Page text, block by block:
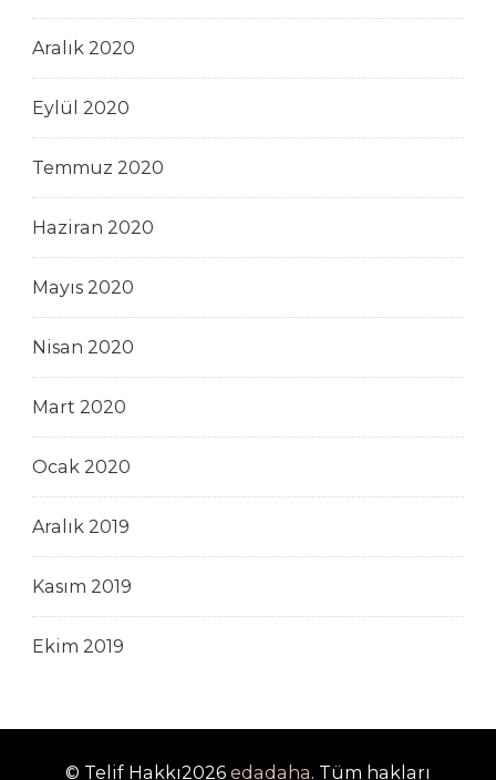
Aralık 2020
Eylül 2020
Temmuz 2020
Haziran 2020
Mayıs 2020
Nisan 2020
Mart 2020
Ocak 2020
Aralık 2019
Kasım 2019
Ekim 2019
© Telif Hakkı2026 edadaha. Tüm hakları